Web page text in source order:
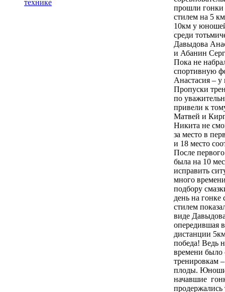
технике
прошли гонки
стилем на 5
10км у
среди
Давыдова
и Абанин
Пока не
спортивную
Анастасия – у
Пропуски
по
привели к
Матвей и
Никита не
за место в
и 18 место
После
была на 10
исправить
много
подбору
день на
стилем
виде
опередившая
дистанции
победа! Ведь
времени было
тренировкам
плоды.
начавшие
продержались